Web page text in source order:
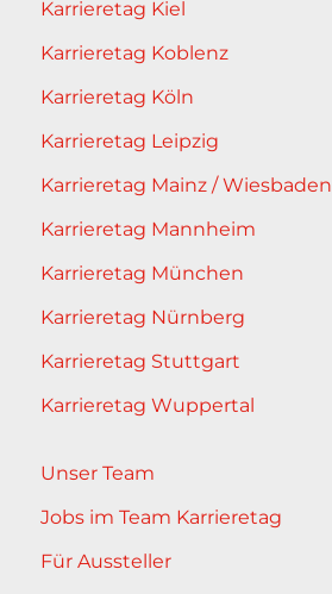
Karrieretag Kiel
Karrieretag Koblenz
Karrieretag Köln
Karrieretag Leipzig
Karrieretag Mainz / Wiesbaden
Karrieretag Mannheim
Karrieretag München
Karrieretag Nürnberg
Karrieretag Stuttgart
Karrieretag Wuppertal
Unser Team
Jobs im Team Karrieretag
Für Aussteller